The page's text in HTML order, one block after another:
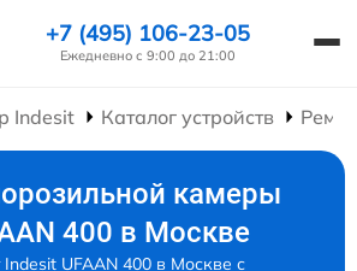
+7 (495) 106-23-05
Ежедневно с 9:00 до 21:00
Indesit Каталог устройств
камеры
400 в Москве
UFAAN 400 в Москве с